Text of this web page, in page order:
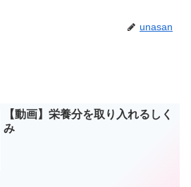
unasan
【動画】栄養分を取り入れるしく
み